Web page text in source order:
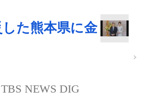
た熊本県に金
TBS NEWS DIG